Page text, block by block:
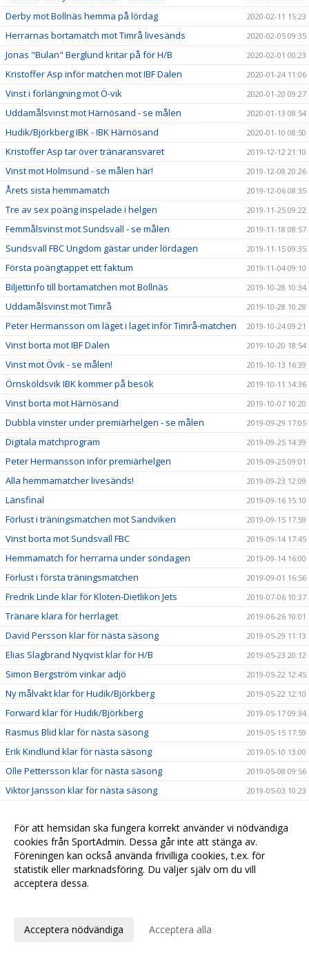
Derby mot Bollnäs hemma på lördag 2020-02-11 15:23
Herrarnas bortamatch mot Timrå livesänds 2020-02-05 09:35
Jonas "Bulan" Berglund kritar på för H/B 2020-02-01 00:23
Kristoffer Asp inför matchen mot IBF Dalen 2020-01-24 11:06
Vinst i förlängning mot Ö-vik 2020-01-20 09:27
Uddamålsvinst mot Härnösand - se målen 2020-01-13 08:54
Hudik/Björkberg IBK - IBK Härnösand 2020-01-10 08:50
Kristoffer Asp tar över tränaransvaret 2019-12-12 21:10
Vinst mot Holmsund - se målen här! 2019-12-08 20:26
Årets sista hemmamatch 2019-12-06 08:35
Tre av sex poäng inspelade i helgen 2019-11-25 09:22
Femmålsvinst mot Sundsvall - se målen 2019-11-18 08:57
Sundsvall FBC Ungdom gästar under lördagen 2019-11-15 09:35
Första poängtappet ett faktum 2019-11-04 09:10
Biljettinfo till bortamatchen mot Bollnäs 2019-10-28 10:34
Uddamålsvinst mot Timrå 2019-10-28 10:28
Peter Hermansson om läget i laget inför Timrå-matchen 2019-10-24 09:21
Vinst borta mot IBF Dalen 2019-10-20 18:54
Vinst mot Övik - se målen! 2019-10-13 16:39
Örnsköldsvik IBK kommer på besök 2019-10-11 14:36
Vinst borta mot Härnösand 2019-10-07 10:20
Dubbla vinster under premiärhelgen - se målen 2019-09-29 17:05
Digitala matchprogram 2019-09-25 14:39
Peter Hermansson inför premiärhelgen 2019-09-25 09:01
Alla hemmamatcher livesänds! 2019-09-23 12:09
Länsfinal 2019-09-16 15:10
Förlust i träningsmatchen mot Sandviken 2019-09-15 17:59
Vinst borta mot Sundsvall FBC 2019-09-14 17:45
Hemmamatch för herrarna under söndagen 2019-09-14 16:00
Förlust i första träningsmatchen 2019-09-01 16:56
Fredrik Linde klar för Kloten-Dietlikon Jets 2019-07-06 10:37
Tränare klara för herrlaget 2019-06-26 10:01
David Persson klar för nästa säsong 2019-05-29 11:13
Elias Slagbrand Nyqvist klar för H/B 2019-05-23 20:12
Simon Bergström vinkar adjö 2019-05-22 12:45
Ny målvakt klar för Hudik/Björkberg 2019-05-22 12:10
Forward klar för Hudik/Björkberg 2019-05-17 09:34
Rasmus Blid klar för nästa säsong 2019-05-15 17:59
Erik Kindlund klar för nästa säsong 2019-05-10 13:00
Olle Pettersson klar för nästa säsong 2019-05-08 09:56
Viktor Jansson klar för nästa säsong 2019-05-03 10:23
Nedflyttning 2019-03-19 12:38
Kristoffer Asp förlänger med ett år 2019-03-10 17:34
AIK gästar Håstaholmen 2019-01-25 11:14
Väkommen tillbaka Filip Nilsson
Förlust mot Tullinge
För att hemsidan ska fungera korrekt använder vi nödvändiga
cookies från SportAdmin. Dessa går inte att stänga av.
Föreningen kan också använda frivilliga cookies, t.ex. för
statistik eller marknadsföring. Du väljer själv om du vill
acceptera dessa.
Acceptera nödvändiga Acceptera alla